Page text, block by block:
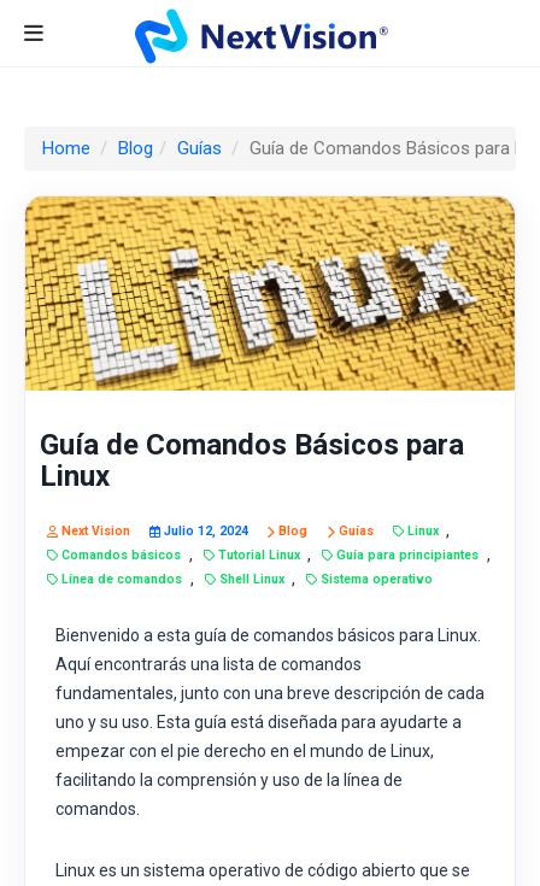
Home Blog Guías Guía de Comandos Básicos para
Guía de Comandos Básicos para
Linux
Next Vision Julio 12, 2024 Blog Guías Linux ,
Comandos básicos , Tutorial Linux , Guía para principiantes ,
Línea de comandos , Shell Linux , Sistema operativo
Bienvenido a esta guía de comandos básicos para Linux.
Aquí encontrarás una lista de comandos
fundamentales, junto con una breve descripción de cada
uno y su uso. Esta guía está diseñada para ayudarte a
empezar con el pie derecho en el mundo de Linux,
facilitando la comprensión y uso de la línea de
comandos.
Linux es un sistema operativo de código abierto que se